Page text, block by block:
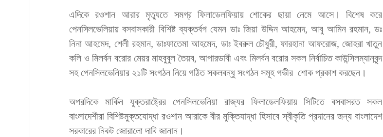
এদিকে রওশান আরার মৃত্যুতে সমগ্র ফিলাডেলফিয়ায় শোকের ছায়া নেমে আসে। বিশেষ করে
পেনসিলভেলিয়ায় বসবাসকারী বিশিষ্ট ব্যক্তর্বগ যেমন ডাঃ জিয়া উদ্দিন আহমেদ, আবু আমিন রহমান, ডঃ
নিনা আহমেদ, শেলী রহমান, ডাঃফাতেমা আহমেদ, ডাঃ ইবরুল চৌধুরী, ফারহানা আফরোজ, জোহরা খাতুন
কলি ও মিলর্বন বরোর মেয়র মাহবুবুল তৈয়ব, আপারডাবী এবং মিলর্বন বরোর সকল নির্বাচিত কাউন্সিলম্যানবৃন্দ
সহ পেনসিলভেনিয়ার ২১টি সংগঠন নিয়ে গঠিত সকলবন্ধু সংগঠন সমূহ গভীর শোক প্রকাশ করছেন।
অপরদিকে মার্কিন যুক্তরাষ্ট্রের পেনসিলভেনিয়া রাজ্যর ফিলাডেলফিয়ায় সিটিতে বসবাসরত সকল
বাংলাদেশীরা বিশিষ্টমুক্তযোদ্ধা রওশান আরাকে বীর মুক্তিযাদ্ধা হিসাবে স্বীকৃতি প্রদানের জন্য বাংলাদেশ
সরকারের নিকট জোরালো দাবি জানান।